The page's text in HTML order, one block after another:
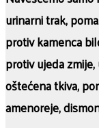
urinarni trak,
protiv kamenca
protiv ujeda
oštećena tkiva,
amenoreje,